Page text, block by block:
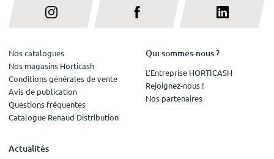
Nos catalogues
Nos magasins Horticash
Conditions générales de vente
Avis de publication
Questions fréquentes
Catalogue Renaud Distribution
Qui sommes-nous ?
L'Entreprise HORTICASH
Rejoignez-nous !
Nos partenaires
Actualités